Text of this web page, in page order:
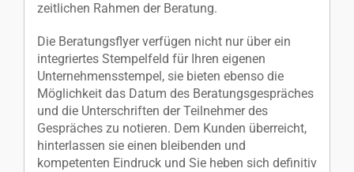
zeitlichen Rahmen der Beratung.
Die Beratungsflyer verfügen nicht nur über ein
integriertes Stempelfeld für Ihren eigenen
Unternehmensstempel, sie bieten ebenso die
Möglichkeit das Datum des Beratungsgespräches
und die Unterschriften der Teilnehmer des
Gespräches zu notieren. Dem Kunden überreicht,
hinterlassen sie einen bleibenden und
kompetenten Eindruck und Sie heben sich definitiv